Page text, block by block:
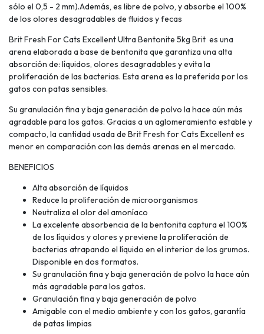
sólo el 0,5 - 2 mm).Además, es libre de polvo, y absorbe el 100%
de los olores desagradables de fluidos y fecas
Brit Fresh For Cats Excellent Ultra Bentonite 5kg Brit es una
arena elaborada a base de bentonita que garantiza una alta
absorción de: líquidos, olores desagradables y evita la
proliferación de las bacterias. Esta arena es la preferida por los
gatos con patas sensibles.
Su granulación fina y baja generación de polvo la hace aún más
agradable para los gatos. Gracias a un aglomeramiento estable y
compacto, la cantidad usada de Brit Fresh for Cats Excellent es
menor en comparación con las demás arenas en el mercado.
BENEFICIOS
Alta absorción de líquidos
Reduce la proliferación de microorganismos
Neutraliza el olor del amoníaco
La excelente absorbencia de la bentonita captura el 100%
de los líquidos y olores y previene la proliferación de
bacterias atrapando el líquido en el interior de los grumos.
Disponible en dos formatos.
Su granulación fina y baja generación de polvo la hace aún
más agradable para los gatos.
Granulación fina y baja generación de polvo
Amigable con el medio ambiente y con los gatos, garantía
de patas limpias